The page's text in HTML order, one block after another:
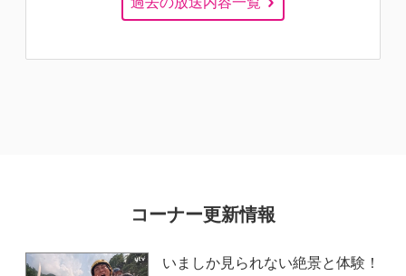
コーナー更新情報
いましか見られない絶景と体験！